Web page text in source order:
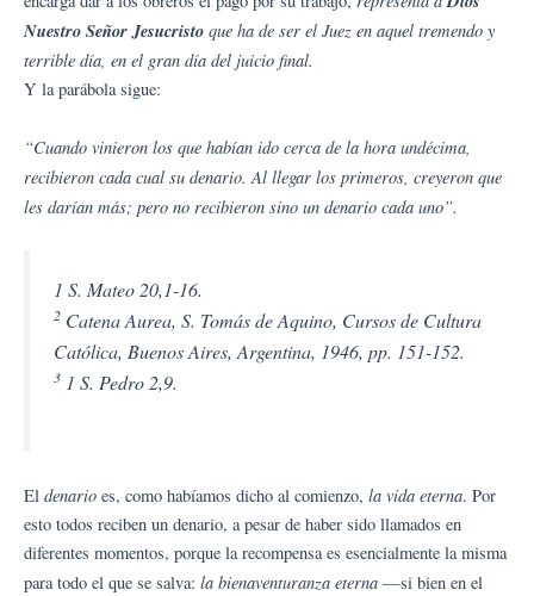
Nuestro Señor Jesucristo que ha de ser el Juez en aquel tremendo y
terrible día, en el gran día del juicio final.
Y la parábola sigue:
“Cuando vinieron los que habían ido cerca de la hora undécima,
recibieron cada cual su denario. Al llegar los primeros, creyeron que
les darían más; pero no recibieron sino un denario cada uno”.
1 S. Mateo 20,1-16.
2 Catena Aurea, S. Tomás de Aquino, Cursos de Cultura
Católica, Buenos Aires, Argentina, 1946, pp. 151-152.
3 1 S. Pedro 2,9.
El denario es, como habíamos dicho al comienzo, la vida eterna. Por
esto todos reciben un denario, a pesar de haber sido llamados en
diferentes momentos, porque la recompensa es esencialmente la misma
para todo el que se salva: la bienaventuranza eterna —si bien en el